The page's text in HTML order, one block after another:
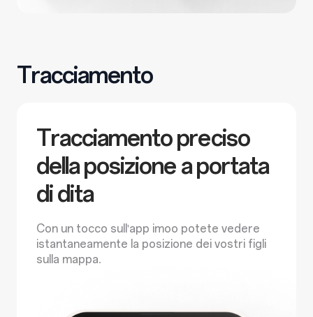
Tracciamento
Tracciamento preciso
della posizione a portata
di dita
Con un tocco sull'app imoo potete vedere
istantaneamente la posizione dei vostri figli
sulla mappa.